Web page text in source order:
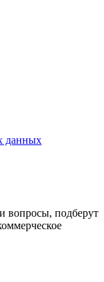
данных
вопросы, подберут